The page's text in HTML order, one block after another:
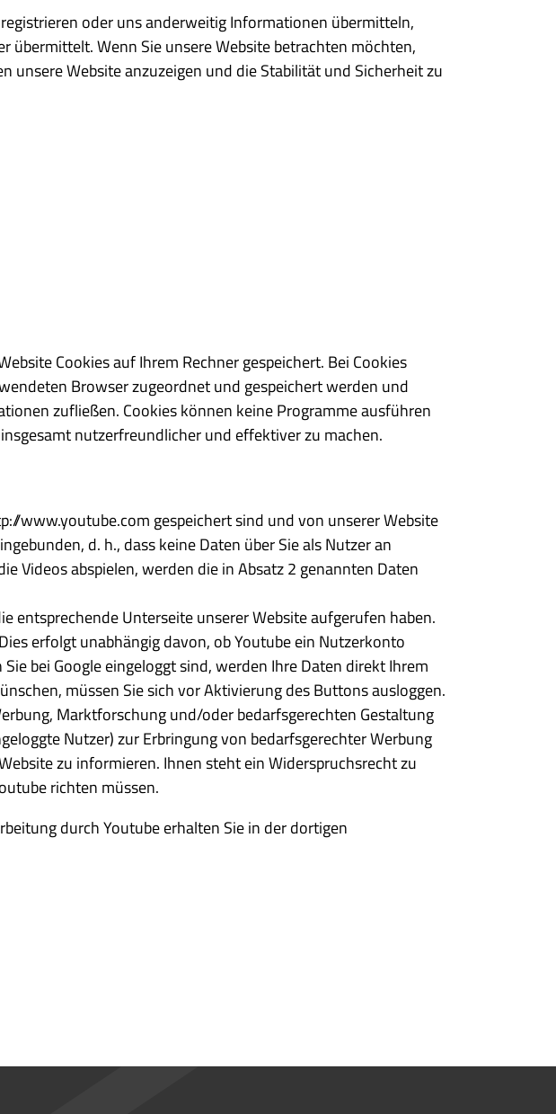
oder uns anderweitig Informationen übermitteln,
übermittelt. Wenn Sie unsere Website betrachten möchten,
Website anzuzeigen und die Stabilität und Sicherheit zu
Cookies auf Ihrem Rechner gespeichert. Bei Cookies
Browser zugeordnet und gespeichert werden und
zufließen. Cookies können keine Programme ausführen
nutzerfreundlicher und effektiver zu machen.
www.youtube.com gespeichert sind und von unserer Website
d. h., dass keine Daten über Sie als Nutzer an
Videos abspielen, werden die in Absatz 2 genannten Daten
entsprechende Unterseite unserer Website aufgerufen haben.
erfolgt unabhängig davon, ob Youtube ein Nutzerkonto
bei Google eingeloggt sind, werden Ihre Daten direkt Ihrem
müssen Sie sich vor Aktivierung des Buttons ausloggen.
Marktforschung und/oder bedarfsgerechten Gestaltung
Nutzer) zur Erbringung von bedarfsgerechter Werbung
zu informieren. Ihnen steht ein Widerspruchsrecht zu
richten müssen.
durch Youtube erhalten Sie in der dortigen